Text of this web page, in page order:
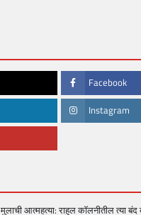
Facebook
Instagram
आत्महत्या: राहुल कॉलनीतील त्या बंद